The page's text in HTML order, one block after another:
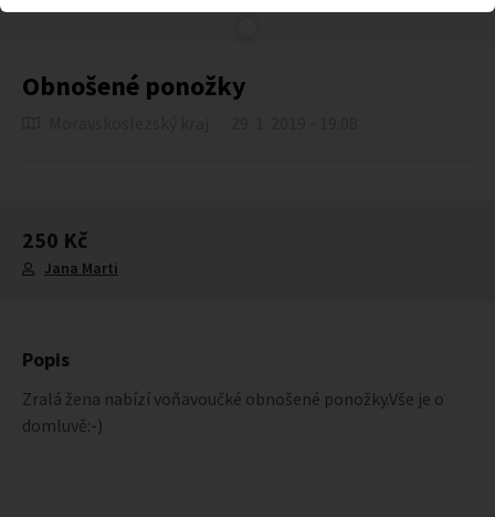
Obnošené ponožky
250 Kč
Jana Marti
Popis
Zralá žena nabízí voňavoučké obnošené ponožky.Vše je o
domluvě:-)